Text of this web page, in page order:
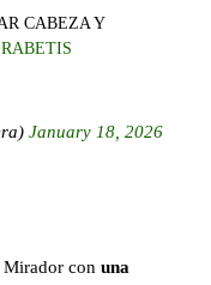
CABEZA Y
January 18, 2026
con una